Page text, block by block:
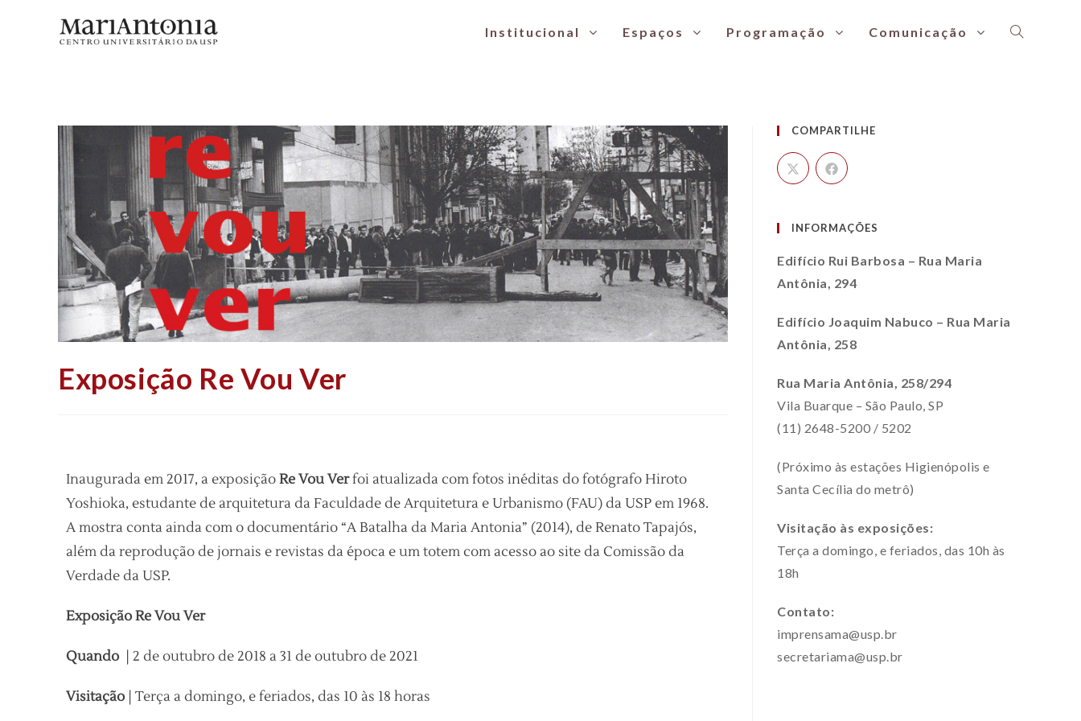
Institucional Espaços Programação Comunicação
Exposição Re Vou Ver
Exposição Re Vou Ver
Inaugurada em 2017, a exposiçãoRe Vou Verfoi atualizada com fotos inéditas do fotógrafo Hiroto
Yoshioka, estudante de arquitetura da Faculdade de Arquitetura e Urbanismo (FAU) da USP em 1968.
A mostra conta ainda com o documentário “A Batalha da Maria Antonia” (2014), de Renato Tapajós,
além da reprodução de jornais e revistas da época e um totem com acesso ao site da Comissão da
Verdade da USP.
Exposição Re Vou Ver
Quando | 2 de outubro de 2018 a 31 de outubro de 2021
Visitação | Terça a domingo, e feriados, das 10 às 18 horas
COMPARTILHE
INFORMAÇÕES
Edifício Rui Barbosa – Rua Maria
Antônia, 294
Edifício Joaquim Nabuco – Rua Maria
Antônia, 258
Rua Maria Antônia, 258/294
Vila Buarque – São Paulo, SP
(11) 2648-5200 / 5202
(Próximo às estações Higienópolis e
Santa Cecília do metrô)
Visitação às exposições:
Terça a domingo, e feriados, das 10h às
18h
Contato:
imprensama@usp.br
secretariama@usp.br